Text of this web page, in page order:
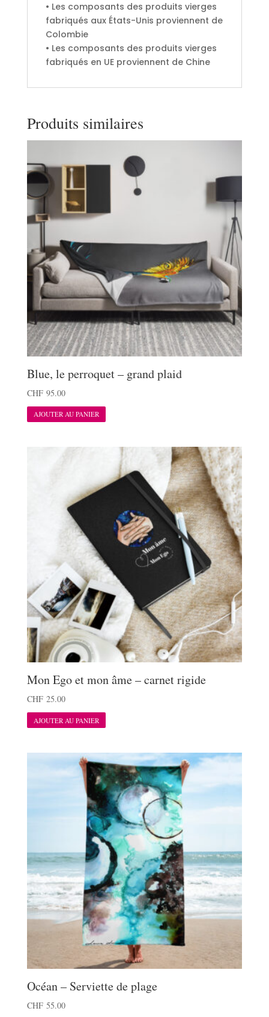
• Les composants des produits vierges
fabriqués aux États-Unis proviennent de
Colombie
• Les composants des produits vierges
fabriqués en UE proviennent de Chine
Produits similaires
Blue, le perroquet – grand plaid
CHF95.00
AJOUTER AU PANIER
Mon Ego et mon âme – carnet rigide
CHF25.00
AJOUTER AU PANIER
Ce
produit
plusieurs
variations.
Les
options
peuvent
être
choisies
sur
la
page
du
produit
Océan – Serviette de plage
CHF55.00